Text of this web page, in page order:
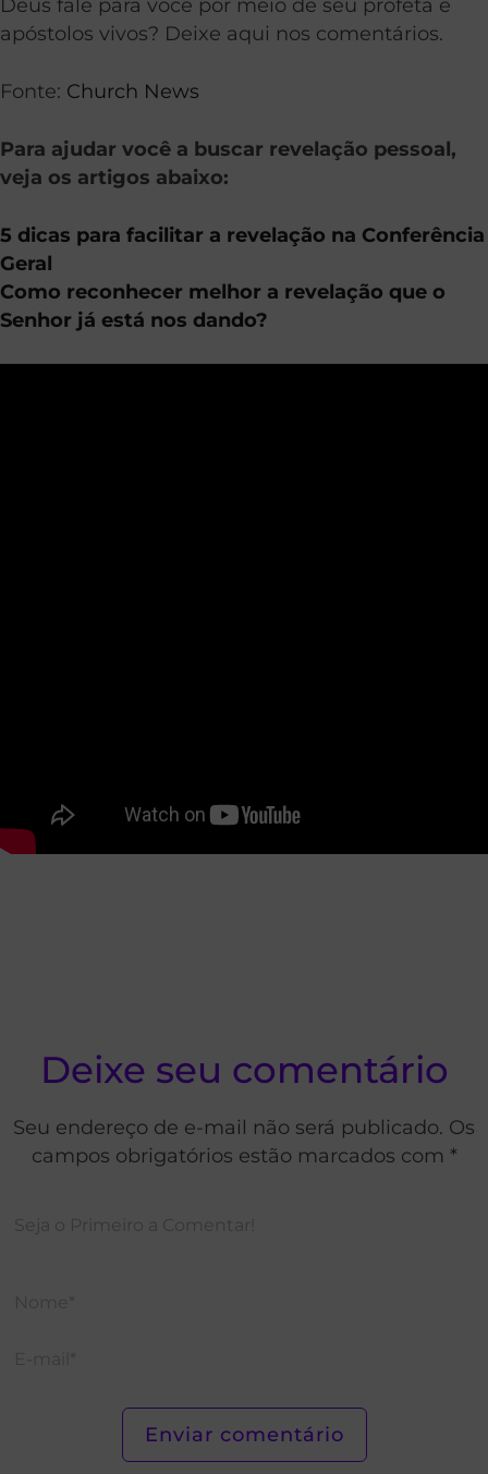
Deus fale para você por meio de seu profeta e
apóstolos vivos? Deixe aqui nos comentários.
Fonte: Church News
Para ajudar você a buscar revelação pessoal,
veja os artigos abaixo:
5 dicas para facilitar a revelação na Conferência
Geral
Como reconhecer melhor a revelação que o
Senhor já está nos dando?
Deixe seu comentário
Seu endereço de e-mail não será publicado. Os
campos obrigatórios estão marcados com *